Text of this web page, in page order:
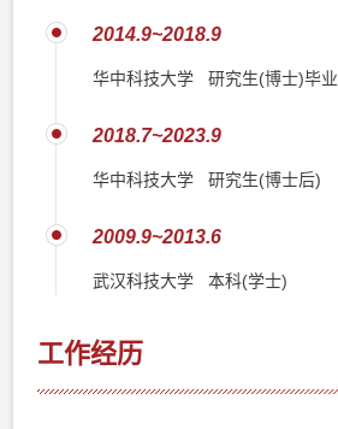
2014.9~2018.9
华中科技大学 研究生(博士)毕业
2018.7~2023.9
华中科技大学 研究生(博士后)
2009.9~2013.6
武汉科技大学 本科(学士)
工作经历